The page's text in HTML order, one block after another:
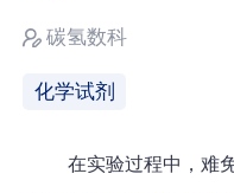
碳氢数科
化学试剂
在实验过程中，难